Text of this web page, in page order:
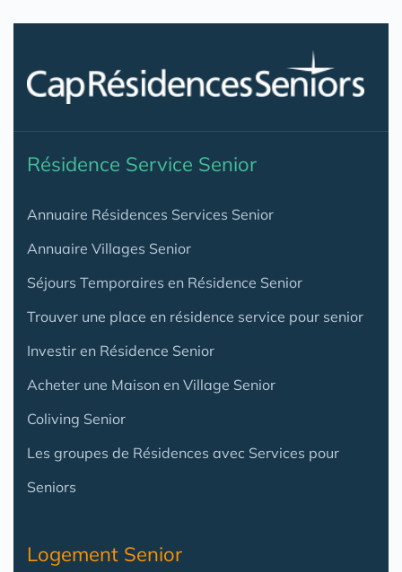
Résidence Service Senior
Annuaire Résidences Services Senior
Annuaire Villages Senior
Séjours Temporaires en Résidence Senior
Trouver une place en résidence service pour senior
Investir en Résidence Senior
Acheter une Maison en Village Senior
Coliving Senior
Les groupes de Résidences avec Services pour
Seniors
Logement Senior